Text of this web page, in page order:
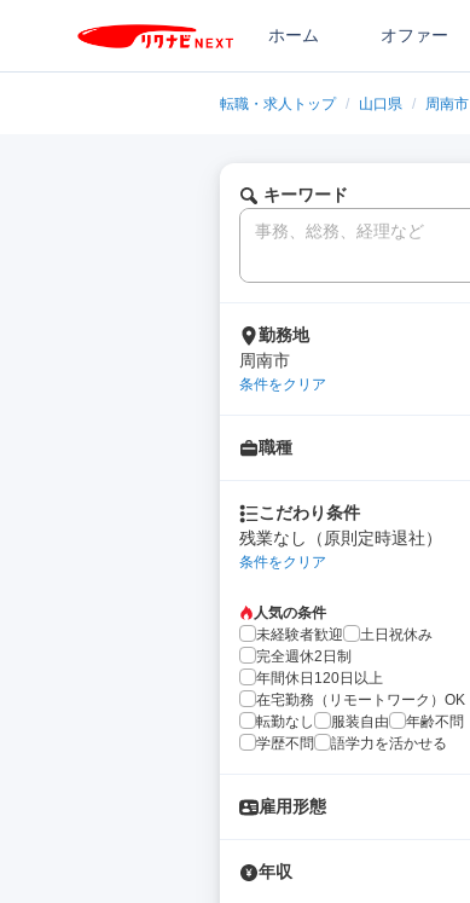
ホーム オファー
転職・求人トップ / 山口県 / 周南市
キーワード
勤務地
周南市
条件をクリア
職種
こだわり条件
残業なし（原則定時退社）
条件をクリア
人気の条件
未経験者歓迎
土日祝休み
完全週休2日制
年間休日120日以上
在宅勤務（リモートワーク）OK
転勤なし
服装自由
年齢不問
学歴不問
語学力を活かせる
雇用形態
年収